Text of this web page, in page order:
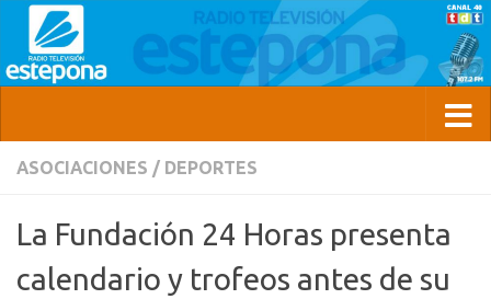
ASOCIACIONES / DEPORTES
La Fundación 24 Horas presenta
calendario y trofeos antes de su